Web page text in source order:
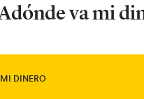
va mi
DINERO